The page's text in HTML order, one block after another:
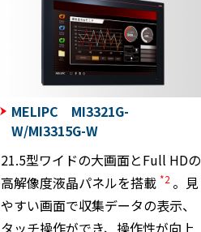
MELIPC MI3321G-
W/MI3315G-W
21.5型ワイドの大画面とFull HDの
高解像度液晶パネルを搭載 *2 。見
やすい画面で収集データの表示、